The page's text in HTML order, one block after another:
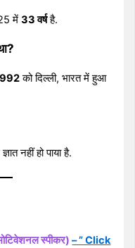
में33 वर्षहै.
को दिल्ली, भारत में हुआ
नहीं हो पाया है.
स्पीकर)– ” Click